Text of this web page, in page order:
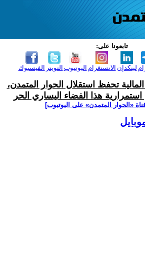
تابعونا على:
الفيسبوك التويتر اليوتيوب الانستغرام لينكدإن
تحفظ استقلال الحوار المتمدن،
هذا الفضاء اليساري الحر
‫«الحوار المتمدن» على اليوتيوب]